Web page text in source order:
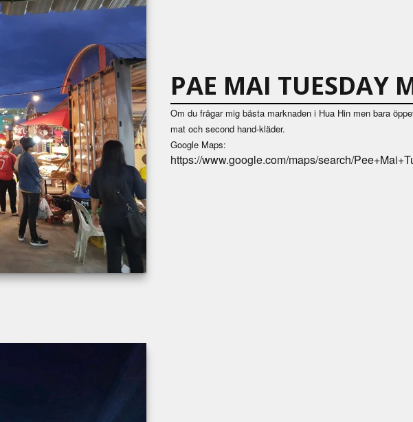
PAE MAI TUESDAY
Om du frågar mig bästa marknaden i Hua Hin men bara
mat och second hand-kläder.
Google Maps:
https://www.google.com/maps/search/